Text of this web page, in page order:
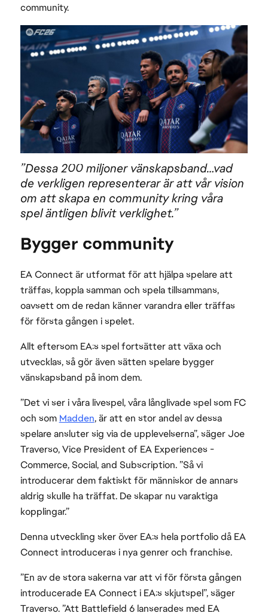
community.
”Dessa 200 miljoner vänskapsband…vad
de verkligen representerar är att vår vision
om att skapa en community kring våra
spel äntligen blivit verklighet.”
Bygger community
EA Connect är utformat för att hjälpa spelare att
träffas, koppla samman och spela tillsammans,
oavsett om de redan känner varandra eller träffas
för första gången i spelet.
Allt eftersom EA:s spel fortsätter att växa och
utvecklas, så gör även sätten spelare bygger
vänskapsband på inom dem.
”Det vi ser i våra livespel, våra långlivade spel som FC
och som Madden, är att en stor andel av dessa
spelare ansluter sig via de upplevelserna”, säger Joe
Traverso, Vice President of EA Experiences -
Commerce, Social, and Subscription. ”Så vi
introducerar dem faktiskt för människor de annars
aldrig skulle ha träffat. De skapar nu varaktiga
kopplingar.”
Denna utveckling sker över EA:s hela portfolio då EA
Connect introduceras i nya genrer och franchise.
”En av de stora sakerna var att vi för första gången
introducerade EA Connect i EA:s skjutspel”, säger
Traverso. ”Att Battlefield 6 lanserades med EA